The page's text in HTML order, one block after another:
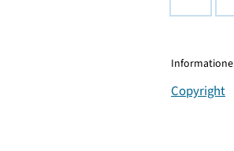
Copyright